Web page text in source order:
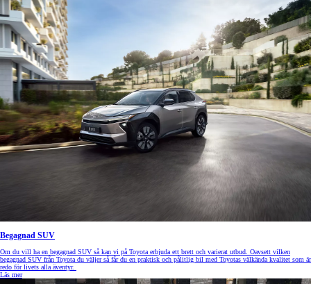
Begagnad SUV
Om du vill ha en begagnad SUV så kan vi på Toyota erbjuda ett brett och varierat utbud. Oavsett vilken
begagnad SUV från Toyota du väljer så får du en praktisk och pålitlig bil med Toyotas välkända kvalitet som är
redo för livets alla äventyr.
Läs mer